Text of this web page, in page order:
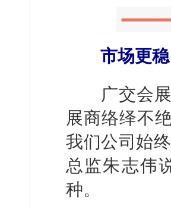
市场更
广交会展
展商络绎不
我们公司始
总监朱志伟
种。